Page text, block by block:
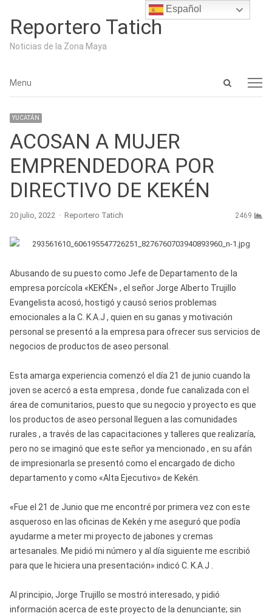
Reportero Tatich
Noticias de la Zona Maya
Open
Menu
Menu
YUCATÁN
ACOSAN A MUJER
EMPRENDEDORA POR
DIRECTIVO DE KEKÉN
20 julio, 2022 Author
Reportero Tatich 2469
Abusando de su puesto como Jefe de Departamento de la
empresa porcícola «KEKÉN» , el señor Jorge Alberto Trujillo
Evangelista acosó, hostigó y causó serios problemas
emocionales a la C. K.A.J , quien en su ganas y motivación
personal se presentó a la empresa para ofrecer sus servicios de
negocios de productos de aseo personal.
Esta amarga experiencia comenzó el día 21 de junio cuando la
joven se acercó a esta empresa , donde fue canalizada con el
área de comunitarios, puesto que su negocio y proyecto es que
los productos de aseo personal lleguen a las comunidades
rurales , a través de las capacitaciones y talleres que realizaría,
pero no se imaginó que este señor ya mencionado , en su afán
de impresionarla se presentó como el encargado de dicho
departamento y como «Alta Ejecutivo» de Kekén.
«Fue el 21 de Junio que me encontré por primera vez con este
asqueroso en las oficinas de Kekén y me aseguró que podía
ayudarme a meter mi proyecto de jabones y cremas
artesanales. Me pidió mi número y al día siguiente me escribió
para que le hiciera una presentación» indicó C. K.A.J .
Al principio, Jorge Trujillo se mostró interesado, y pidió
información acerca de este proyecto de la denunciante; sin
Español